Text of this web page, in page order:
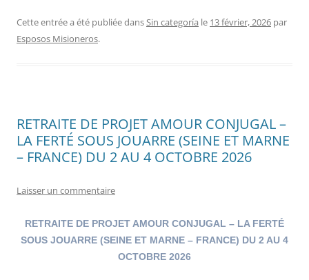
Cette entrée a été publiée dansSin categoría le 13 février, 2026 par
Esposos Misioneros.
RETRAITE DE PROJET AMOUR CONJUGAL –
LA FERTÉ SOUS JOUARRE (SEINE ET MARNE
– FRANCE) DU 2 AU 4 OCTOBRE 2026
Laisser un commentaire
RETRAITE DE PROJET AMOUR CONJUGAL – LA FERTÉ
SOUS JOUARRE (SEINE ET MARNE – FRANCE) DU 2 AU 4
OCTOBRE 2026